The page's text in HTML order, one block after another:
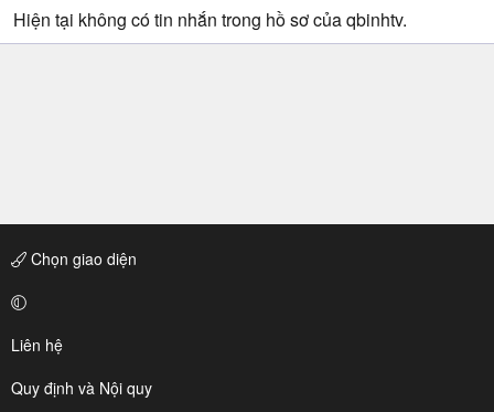
Hiện tại không có tin nhắn trong hồ sơ của qbinhtv.
Chọn giao diện
Liên hệ
Quy định và Nội quy